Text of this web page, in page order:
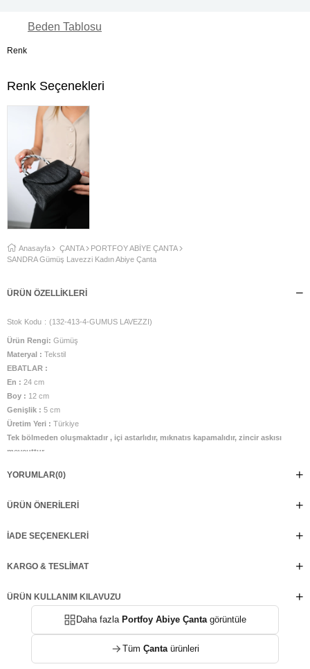
Beden Tablosu
Renk
Renk Seçenekleri
Anasayfa ÇANTA
PORTFOY ABİYE ÇANTA
SANDRA Gümüş Lavezzi Kadın Abiye Çanta
ÜRÜN ÖZELLIKLERI
Stok Kodu (132-413-4-GUMUS LAVEZZI)
Ürün Rengi: Gümüş
Materyal : Tekstil
EBATLAR :
En : 24 cm
Boy : 12 cm
Genişlik : 5 cm
Üretim Yeri : Türkiye
Tek bölmeden oluşmaktadır , içi astarlıdır, mıknatıs kapamalıdır, zincir askısı
mevcuttur.
YORUMLAR(0)
ÜRÜN ÖNERILERI
İADE SEÇENEKLERI
KARGO & TESLIMAT
ÜRÜN KULLANIM KILAVUZU
Daha fazla Portfoy Abiye Çantagörüntüle
TümÇanta ürünleri